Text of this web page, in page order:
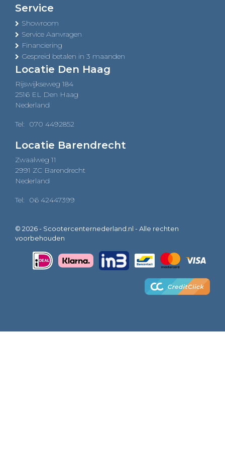
Service
Showroom
Service Aanvragen
Financiering
Gespreid betalen in 3 maanden
Locatie Den Haag
Rijswijkseweg 184
2516 EL Den Haag
Nederland
Tel: 070 4492852
Locatie Barendrecht
Zwaalweg 11
2991 ZC Barendrecht
Nederland
Tel: 06 42447399
© 2026 - Scootercenternederland.nl - Alle rechten
voorbehouden